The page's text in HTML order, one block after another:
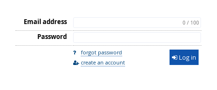
Email address 0 / 100
Password
forgot password
create an account
Log in